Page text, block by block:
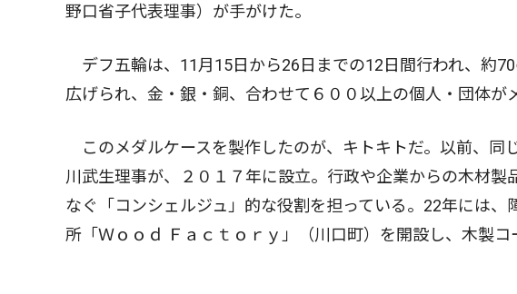
野口省子代表理事）が手がけた。
デフ五輪は、11月15日から26日までの12日間行われ、約
広げられ、金・銀・銅、合わせて６００以上の個人・団体が
このメダルケースを製作したのが、キトキトだ。以前、同
川武生理事が、２０１７年に設立。行政や企業からの木材
なぐ「コンシェルジュ」的な役割を担っている。22年には
所「Ｗｏｏｄ Ｆａｃｔｏｒｙ」（川口町）を開設し、木製コ